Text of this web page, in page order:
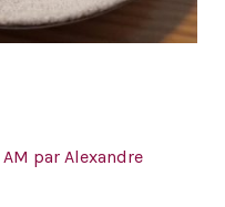
AM par Alexandre